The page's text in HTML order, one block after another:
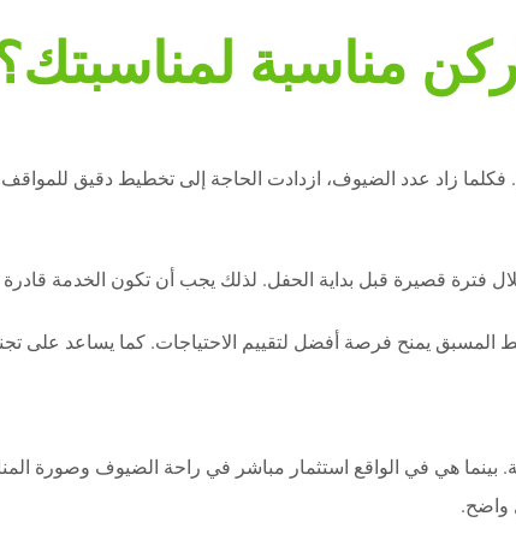
مناسبة
فكلما زاد عدد الضيوف، ازدادت الحاجة إلى تخطيط دقيق
فترة قصيرة قبل بداية الحفل. لذلك يجب أن تكون الخدمة
المسبق يمنح فرصة أفضل لتقييم الاحتياجات. كما يساعد على
هي في الواقع استثمار مباشر في راحة الضيوف وصورة
واضح.